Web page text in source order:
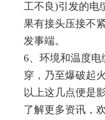
工不良)引发的电
果有接头压接不
发事端。
6、环境和温度
穿，乃至爆破起火
以上这几点便是
了解更多资讯，